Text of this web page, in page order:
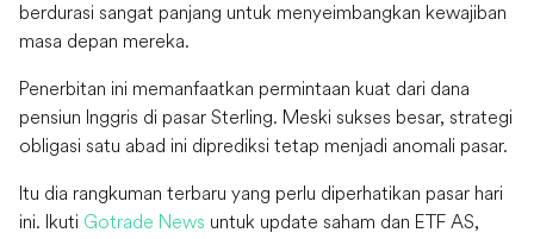
berdurasi sangat panjang untuk menyeimbangkan kewajiban
masa depan mereka.
Penerbitan ini memanfaatkan permintaan kuat dari dana
pensiun Inggris di pasar Sterling. Meski sukses besar, strategi
obligasi satu abad ini diprediksi tetap menjadi anomali pasar.
Itu dia rangkuman terbaru yang perlu diperhatikan pasar hari
ini. Ikuti Gotrade News untuk update saham dan ETF AS,